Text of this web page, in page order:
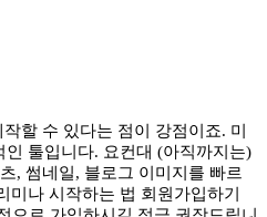
할 수 있다는 점이 강점이죠. 미
툴입니다. 요컨대 (아직까지는)
, 썸네일, 블로그 이미지를 빠르
나 시작하는 법 회원가입하기